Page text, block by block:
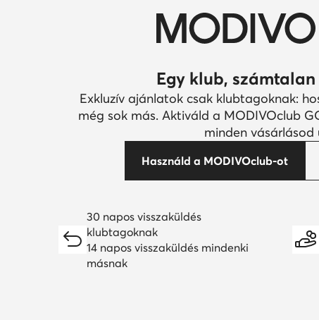
Egy klub,
Exkluzív ajánlatok csak klubtagoknak:
még sok más. Aktiváld a MODIVOclub
minden vásárlásod
Használd a MODIVOclub-ot
30 napos visszaküldés
klubtagoknak
14 napos visszaküldés mindenki
másnak